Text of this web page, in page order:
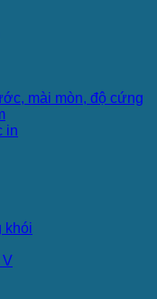
mài mòn, độ cứng
in
khói
V